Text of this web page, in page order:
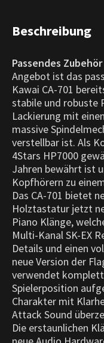
Beschreibung
Passendes
Angebot ist das
Kawai CA-701
stabile und robuste
Lackierung mit
massive
verstellbar ist. Als
4Stars HP7000
Jahren bewährt ist
Kopfhörern zu
Das CA-701 bietet
Holztastatur jetzt
Piano Klänge,
Multi-Kanal SK-EX
Details und einen
neue Version der
verwendet komplett
Spielerposition
Charakter mit
Attack Sound
Die erstaunlichen